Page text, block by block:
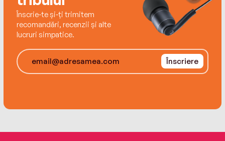
Înscrie-te și-ți trimitem
recomandări, recenzii și alte
lucruri simpatice.
Înscriere